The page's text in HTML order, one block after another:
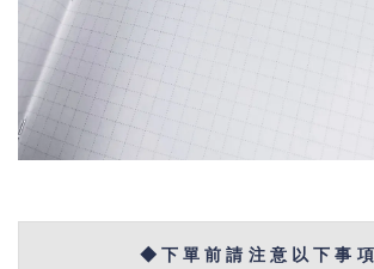
◆ 下 單 前 請 注 意 以 下 事